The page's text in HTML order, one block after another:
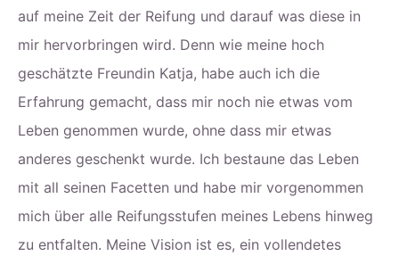
auf meine Zeit der Reifung und darauf was diese in
mir hervorbringen wird. Denn wie meine hoch
geschätzte Freundin Katja, habe auch ich die
Erfahrung gemacht, dass mir noch nie etwas vom
Leben genommen wurde, ohne dass mir etwas
anderes geschenkt wurde. Ich bestaune das Leben
mit all seinen Facetten und habe mir vorgenommen
mich über alle Reifungsstufen meines Lebens hinweg
zu entfalten. Meine Vision ist es, ein vollendetes